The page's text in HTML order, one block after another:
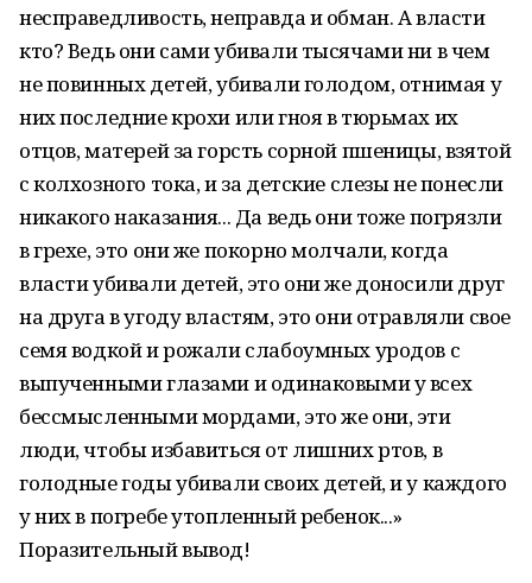
несправедливость, неправда и обман. А власти
кто? Ведь они сами убивали тысячами ни в чем
не повинных детей, убивали голодом, отнимая у
них последние крохи или гноя в тюрьмах их
отцов, матерей за горсть сорной пшеницы, взятой
с колхозного тока, и за детские слезы не понесли
никакого наказания... Да ведь они тоже погрязли
в грехе, это они же покорно молчали, когда
власти убивали детей, это они же доносили друг
на друга в угоду властям, это они отравляли свое
семя водкой и рожали слабоумных уродов с
выпученными глазами и одинаковыми у всех
бессмысленными мордами, это же они, эти
люди, чтобы избавиться от лишних ртов, в
голодные годы убивали своих детей, и у каждого
у них в погребе утопленный ребенок...»
Поразительный вывод!